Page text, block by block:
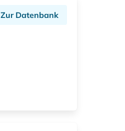
Zur Datenbank